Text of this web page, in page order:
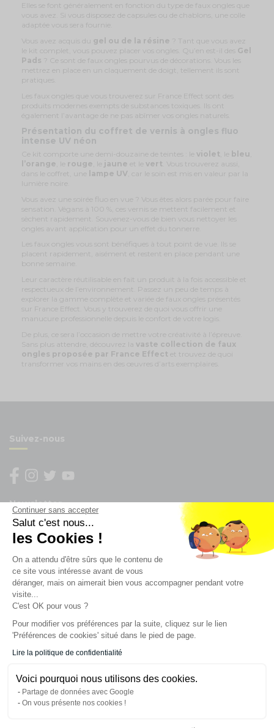
Continuer sans accepter
Salut c'est nous...
les Cookies !
On a attendu d'être sûrs que le contenu de
ce site vous intéresse avant de vous
déranger, mais on aimerait bien vous accompagner pendant votre
visite...
C'est OK pour vous ?
Pour modifier vos préférences par la suite, cliquez sur le lien
'Préférences de cookies' situé dans le pied de page.
Lire la politique de confidentialité
Voici pourquoi nous utilisons des cookies.
Partage de données avec Google
On vous présente nos cookies !
Elles se font généralement en fonction du type de faux ongles que
vous avez. Si vous disposez de capsules ou de chablons, une colle
adaptée vous sera fournie.
Vous avez acquis du gel ou de la résine ? Tant que vous avez
le kit complet, vous pouvez placer vos ongles. Qu’en est-il des Gel
Pads ? Ce sont de faux ongles pourvus de décorations. Vous les
mettrez en place en un claquement de doigt, tellement ils sont
pratiques.
Les faux ongles que vous trouverez sur France Effect sont des
produits modernes exempts de substances toxiques. Ils ont
également l’avantage de ne pas abîmer vos ongles naturels.
Présentation du coffret de vernis à ongles fluo
intense UV néon
Ce kit comporte une demi-douzaine de teintes : le violet , le bleu
l’orange , le rouge , le jaune et le vert . Vous trouverez aussi,
dans le coffret, une
lampe UV , car le soin est mis en valeur par la
lumière noire.
Vous avez une soirée fluo en vue ? Vous êtes alors parée pour faire
sensation. Végans à 100 %, ces vernis se mettent facilement et
sèchent rapidement. Souvenez-vous de bien vous nettoyer les
ongles avant application pour un effet du tonnerre.
Les faux ongles vous sont bénéfiques à tout point de vue. Ils se
placent rapidement, aisément et restent en place pendant une
bonne semaine.
Leur caractère réutilisable en fait un produit à la fois accessible et
respectueux de l’environnement. Passez un peu de temps à
explorer la gamme complète et variée de faux ongles présentés
sur France Effect. Vous y trouverez de quoi vous offrir une
manucure professionnelle depuis le confort de votre logis.
De plus, ce sera l’occasion de mettre votre créativité à l’épreuve.
Sans plus attendre, découvrez la vaste collection de faux
ongles proposée par France Effect et trouvez de quoi
transformer vos mains en des œuvres d’arts exemplaires.
Suivez-nous
Newsletter
Enregistrez vous à la newsletter
Restez à l'actualité sur nos produits et les offres du
moment
NOS SERVICES
INFORMATIONS
CONTACT